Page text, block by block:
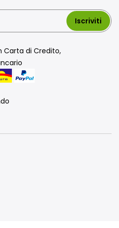
Iscriviti
di Credito,